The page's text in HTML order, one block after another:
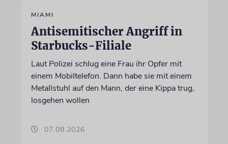
MIAMI
Antisemitischer Angriff in
Starbucks-Filiale
Laut Polizei schlug eine Frau ihr Opfer mit
einem Mobiltelefon. Dann habe sie mit einem
Metallstuhl auf den Mann, der eine Kippa trug,
losgehen wollen
07.08.2026